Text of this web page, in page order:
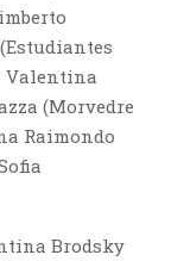
Valentina
(Morvedre
Raimondo
Brodsky